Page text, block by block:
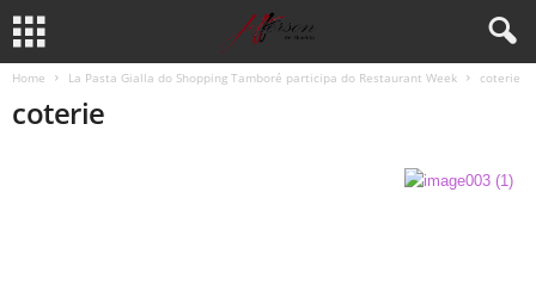
Home La Pasta Gialla do Shopping Tamboré participa do Restaurant Week coterie
coterie